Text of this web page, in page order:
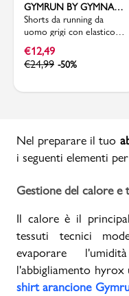
GYMRUN BY GYMNASIUM
Shorts da running da
uomo grigi con elastico in
vita GymRun
€12,49
€24,99 -50%
Nel preparare il tuo
i seguenti elementi
Gestione del calore e
Il calore è il
tessuti tecnici
evaporare
l'abbigliamento hyrox
shirt arancione